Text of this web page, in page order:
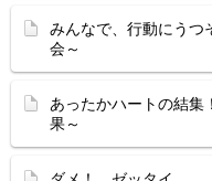
みんなで、行
会～
あったかハートの
果～